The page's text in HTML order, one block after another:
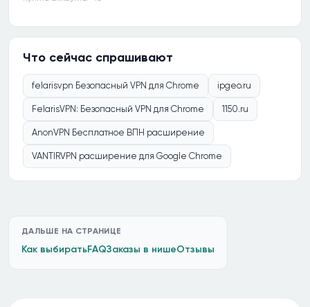
Что сейчас спрашивают
felarisvpn Безопасный VPN для Chrome ipgeo.ru
FelarisVPN: Безопасный VPN для Chrome 1150.ru
AnonVPN Бесплатное ВПН расширение
VANTIRVPN расширение для Google Chrome
ДАЛЬШЕ НА СТРАНИЦЕ
Как выбиратьFAQЗаказы в нишеОтзывы